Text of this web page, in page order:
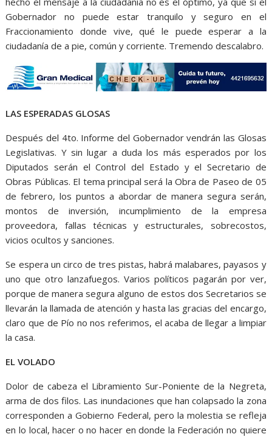
Gobernador no puede estar tranquilo y seguro en el
Fraccionamiento donde vive, qué le puede esperar a la
ciudadanía de a pie, común y corriente. Tremendo descalabro.
LAS ESPERADAS GLOSAS
Después del 4to. Informe del Gobernador vendrán las Glosas
Legislativas. Y sin lugar a duda los más esperados por los
Diputados serán el Control del Estado y el Secretario de
Obras Públicas. El tema principal será la Obra de Paseo de 05
de febrero, los puntos a abordar de manera segura serán,
montos de inversión, incumplimiento de la empresa
proveedora, fallas técnicas y estructurales, sobrecostos,
vicios ocultos y sanciones.
Se espera un circo de tres pistas, habrá malabares, payasos y
uno que otro lanzafuegos. Varios políticos pagarán por ver,
porque de manera segura alguno de estos dos Secretarios se
llevarán la llamada de atención y hasta las gracias del encargo,
claro que de Pío no nos referimos, el acaba de llegar a limpiar
la casa.
EL VOLADO
Dolor de cabeza el Libramiento Sur-Poniente de la Negreta,
arma de dos filos. Las inundaciones que han colapsado la zona
corresponden a Gobierno Federal, pero la molestia se refleja
en lo local, hacer o no hacer en donde la Federación no quiere